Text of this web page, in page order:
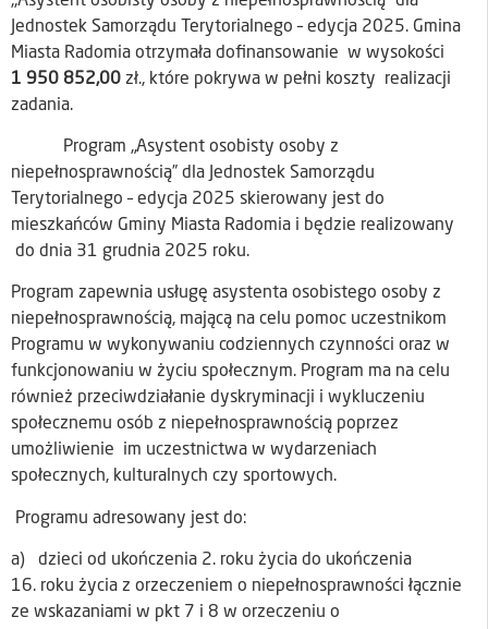
Jednostek Samorządu Terytorialnego – edycja 2025. Gmina
Miasta Radomia otrzymała dofinansowanie w wysokości
1 950 852,00 zł., które pokrywa w pełni koszty realizacji
zadania.
Program „Asystent osobisty osoby z
niepełnosprawnością” dla Jednostek Samorządu
Terytorialnego – edycja 2025 skierowany jest do
mieszkańców Gminy Miasta Radomia i będzie realizowany
do dnia 31 grudnia 2025 roku.
Program zapewnia usługę asystenta osobistego osoby z
niepełnosprawnością, mającą na celu pomoc uczestnikom
Programu w wykonywaniu codziennych czynności oraz w
funkcjonowaniu w życiu społecznym. Program ma na celu
również przeciwdziałanie dyskryminacji i wykluczeniu
społecznemu osób z niepełnosprawnością poprzez
umożliwienie im uczestnictwa w wydarzeniach
społecznych, kulturalnych czy sportowych.
Programu adresowany jest do:
a) dzieci od ukończenia 2. roku życia do ukończenia
16. roku życia z orzeczeniem o niepełnosprawności łącznie
ze wskazaniami w pkt 7 i 8 w orzeczeniu o